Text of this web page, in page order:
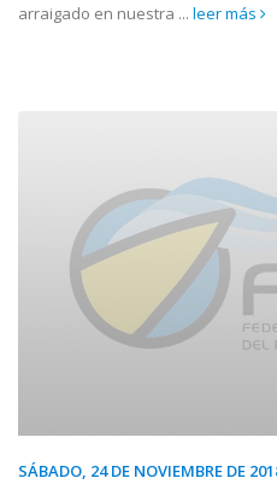
arraigado en nuestra ... leer más
SÁBADO, 24 DE NOVIEMBRE DE